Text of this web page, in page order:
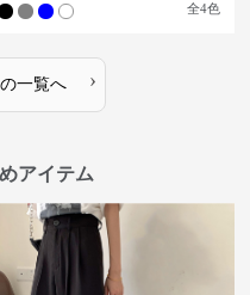
全4色
一覧へ ›
アイテム